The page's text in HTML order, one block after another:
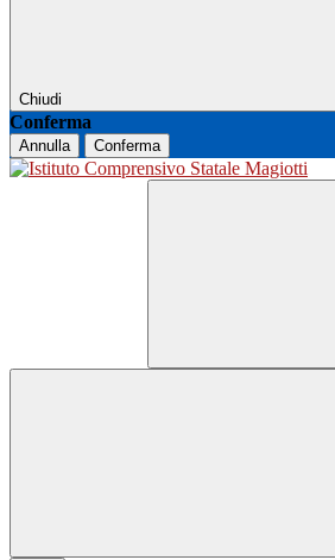
Chiudi
Conferma
Annulla Conferma